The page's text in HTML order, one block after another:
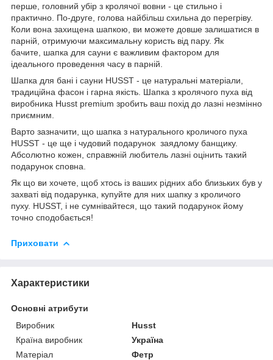
перше, головний убір з кролячої вовни - це стильно і
практично. По-друге, голова найбільш схильна до перегріву.
Коли вона захищена шапкою, ви можете довше залишатися в
парній, отримуючи максимальну користь від пару. Як
бачите, шапка для сауни є важливим фактором для
ідеального проведення часу в парній.
Шапка для бані і сауни HUSST - це натуральні матеріали,
традиційна фасон і гарна якість. Шапка з кролячого пуха від
виробника Husst premium зробить ваш похід до лазні незмінно
приємним.
Варто зазначити, що шапка з натурального кроличого пуха
HUSST - це ще і чудовий подарунок заядлому банщику.
Абсолютно кожен, справжній любитель лазні оцінить такий
подарунок сповна.
Як що ви хочете, щоб хтось із ваших рідних або близьких був у
захваті від подарунка, купуйте для них шапку з кроличого
пуху. HUSST, і не сумнівайтеся, що такий подарунок йому
точно сподобається!
Приховати
Характеристики
Основні атрибути
Виробник
Husst
Країна виробник
Україна
Матеріал
Фетр